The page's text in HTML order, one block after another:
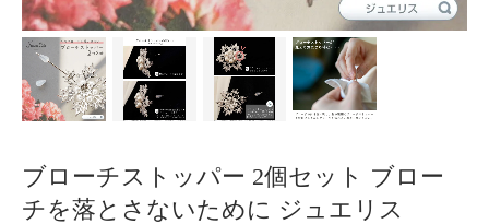
ブローチストッパー 2個セット ブロー
チを落とさないために ジュエリス